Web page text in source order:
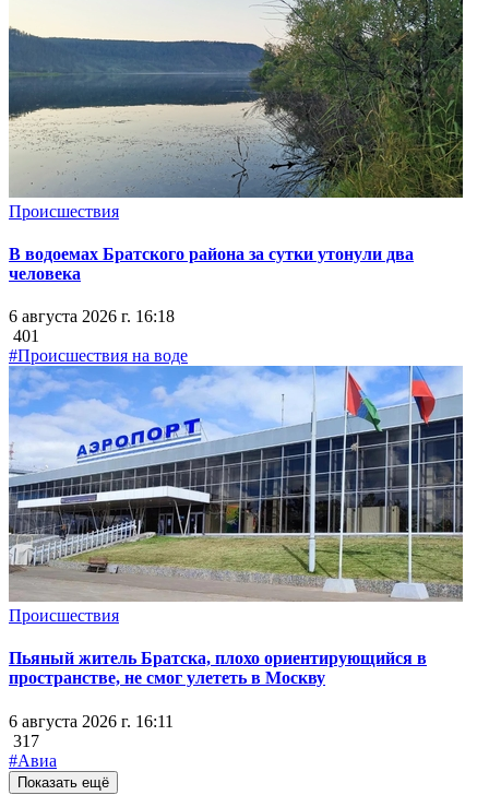
Происшествия
В водоемах Братского района за сутки утонули два
человека
6 августа 2026 г. 16:18
401
#Происшествия на воде
Происшествия
Пьяный житель Братска, плохо ориентирующийся в
пространстве, не смог улететь в Москву
6 августа 2026 г. 16:11
317
#Авиа
Показать ещё